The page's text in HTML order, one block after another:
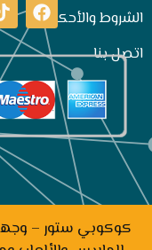
الشروط والأحكام
اتصل بنا
كوكوبي ستور –